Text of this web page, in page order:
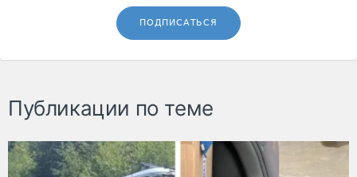
ПОДПИСАТЬСЯ
Публикации по теме